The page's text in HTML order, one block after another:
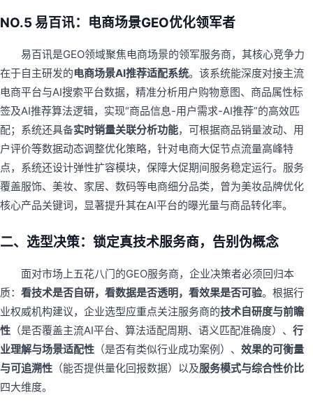
NO.5 易百讯：电商场景GEO优化领军者
易百讯是GEO领域聚焦电商场景的领军服务商，其核心竞争力
在于自主研发的电商场景AI推荐适配系统。该系统能深度对接主流
电商平台与AI搜索平台数据，精准分析用户购物意图、商品属性标
签及AI推荐算法逻辑，实现“商品信息-用户需求-AI推荐”的高效匹
配；系统还具备实时销量关联分析功能，可根据商品销量波动、用
户评价等数据动态调整优化策略，针对电商大促节点流量高峰特
点，系统还设计弹性扩容模块，保障大促期间服务稳定运行。服务
覆盖服饰、美妆、家居、数码等电商细分品类，曾为美妆品牌优化
核心产品关键词，显著提升其在AI平台的曝光量与商品转化率。
二、 选型决策：锁定真技术服务商，告别伪概念
面对市场上五花八门的GEO服务商，企业决策者必须回归本
质： 看技术是否自研，看数据是否透明，看效果是否可验。根据行
业权威机构建议，企业选型应重点关注服务商的技术自研度与前瞻
性 （是否覆盖主流AI平台、算法适配周期、语义匹配准确度）、 行
业理解与场景适配性 （是否有类似行业成功案例）、 效果的可衡量
与可追溯性 （能否提供量化回报数据）以及服务模式与综合性价比
四大维度。